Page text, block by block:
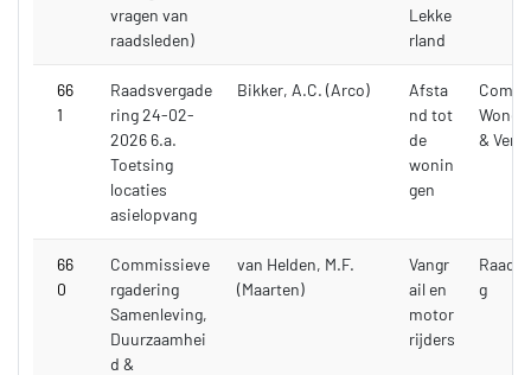
vragen van
raadsleden)
Lekke
rland
66
1
Raadsvergade
ring 24-02-
2026 6.a.
Toetsing
locaties
asielopvang
Bikker, A.C. (Arco)
Afsta
nd tot
de
wonin
gen
&
66
0
Commissieve
rgadering
Samenleving,
Duurzaamhei
d &
van Helden, M.F.
(Maarten)
Vangr
ail en
motor
rijders
g